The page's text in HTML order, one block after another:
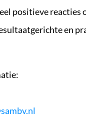
positieve reacties
en